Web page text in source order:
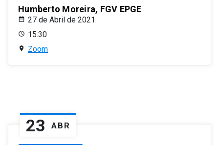
Humberto Moreira, FGV EPGE
27 de Abril de 2021
15:30
Zoom
23 ABR